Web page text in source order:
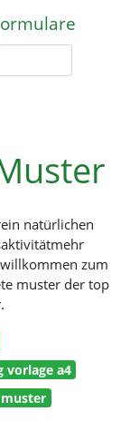
natürlichen
zum
muster der top
vorlage a4